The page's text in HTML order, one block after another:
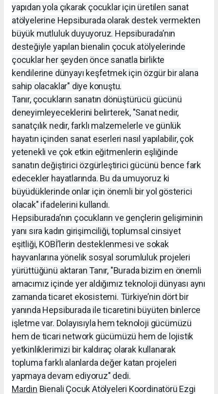
yapıdan yola çıkarak çocuklar için üretilen sanat
atölyelerine Hepsiburada olarak destek vermekten
büyük mutluluk duyuyoruz. Hepsiburada’nın
desteğiyle yapılan bienalin çocuk atölyelerinde
çocuklar her şeyden önce sanatla birlikte
kendilerine dünyayı keşfetmek için özgür bir alana
sahip olacaklar" diye konuştu.
Tanır, çocukların sanatın dönüştürücü gücünü
deneyimleyeceklerini belirterek, "Sanat nedir,
sanatçılık nedir, farklı malzemelerle ve günlük
hayatın içinden sanat eserleri nasıl yapılabilir, çok
yetenekli ve çok etkin eğitmenlerin eşliğinde
sanatın değiştirici özgürleştirici gücünü bence fark
edecekler hayatlarında. Bu da umuyoruz ki
büyüdüklerinde onlar için önemli bir yol gösterici
olacak" ifadelerini kullandı.
Hepsiburada’nın çocukların ve gençlerin gelişiminin
yanı sıra kadın girişimciliği, toplumsal cinsiyet
eşitliği, KOBİ’lerin desteklenmesi ve sokak
hayvanlarına yönelik sosyal sorumluluk projeleri
yürüttüğünü aktaran Tanır, "Burada bizim en önemli
amacımız içinde yer aldığımız teknoloji dünyası aynı
zamanda ticaret ekosistemi. Türkiye’nin dört bir
yanında Hepsiburada ile ticaretini büyüten binlerce
işletme var. Dolayısıyla hem teknoloji gücümüzü
hem de ticari network gücümüzü hem de lojistik
yetkinliklerimizi bir kaldıraç olarak kullanarak
topluma farklı alanlarda değer katan projeleri
yapmaya devam ediyoruz" dedi.
Mardin Bienali Çocuk Atölyeleri Koordinatörü Ezgi